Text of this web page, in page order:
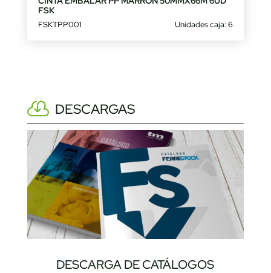
FSK
FSKTPP001 Unidades caja: 6
DESCARGAS
DESCARGA DE CATÁLOGOS